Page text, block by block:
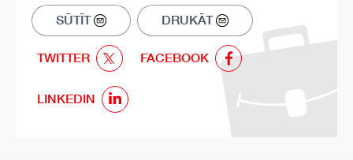
SŪTĪT DRUKĀT
TWITTER FACEBOOK
LINKEDIN